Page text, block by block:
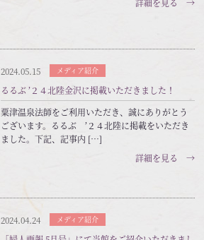
2024.05.15 メディア紹介
るるぶ ’２４北陸金沢に掲載いただきました！
粟津温泉法師をご利用いただき、誠にありがとう
ございます。るるぶ ’２４北陸に掲載をいただき
ました。下記、記事内 […]
詳細を見る →
2024.04.24 メディア紹介